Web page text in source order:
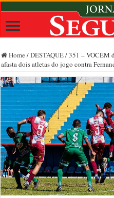
Home /DESTAQUE/351 – VOCEM
afasta dois atletas do jogo contra